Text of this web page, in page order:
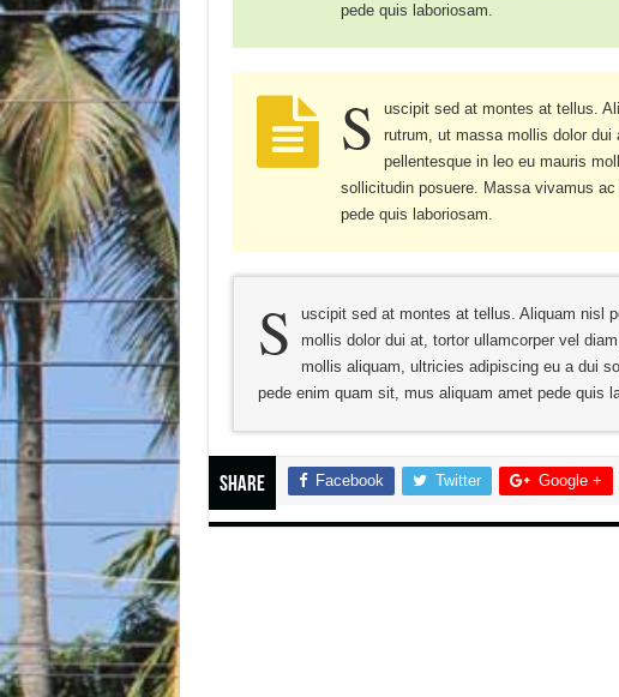
pede quis laboriosam.
S
uscipit sed at montes at tellus.
rutrum, ut massa mollis dolor
pellentesque in leo eu mauris
sollicitudin posuere. Massa vivamus
pede quis laboriosam.
S
uscipit sed at montes at tellus. Aliquam nisl
mollis dolor dui at, tortor ullamcorper vel
mollis aliquam, ultricies adipiscing eu a dui
pede enim quam sit, mus aliquam amet pede quis
Share Facebook Twitter Google +